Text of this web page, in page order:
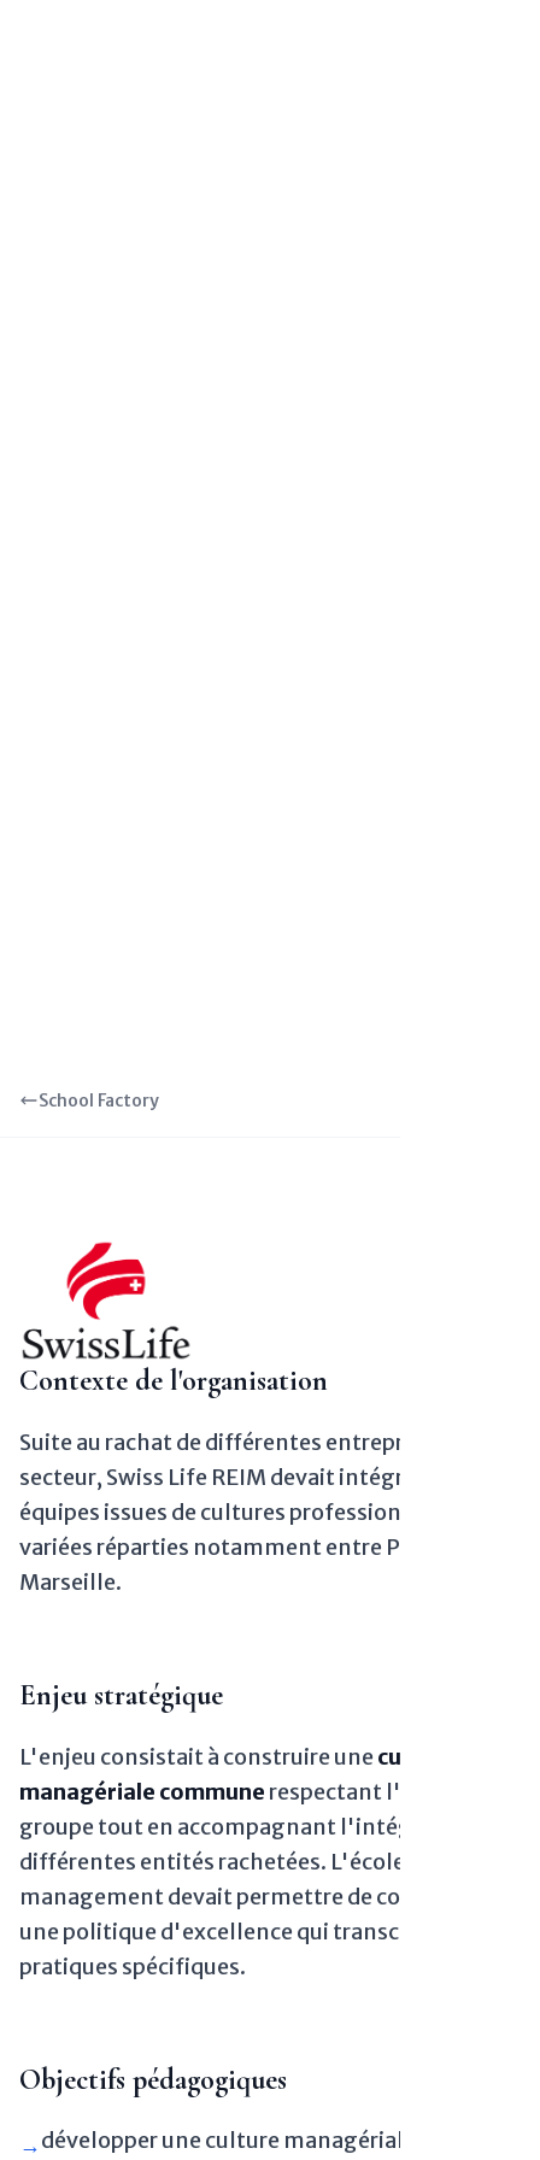
School Factory
Contexte de l'organisation
Suite au rachat de différentes entreprises du
secteur, Swiss Life REIM devait intégrer des
équipes issues de cultures professionnelles
variées réparties notamment entre Paris et
Marseille.
Enjeu stratégique
L'enjeu consistait à construire une culture
managériale commune respectant l'identité du
groupe tout en accompagnant l'intégration des
différentes entités rachetées. L'école de
management devait permettre de construire
une politique d'excellence qui transcende les
pratiques spécifiques.
Objectifs pédagogiques
→développer une culture managériale partagée